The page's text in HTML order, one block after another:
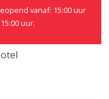
vanaf: 15:00 uur
uur.